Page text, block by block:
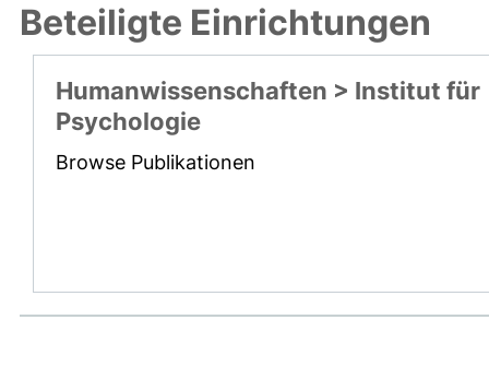
Beteiligte Einrichtungen
Humanwissenschaften > Institut für
Psychologie
Browse Publikationen